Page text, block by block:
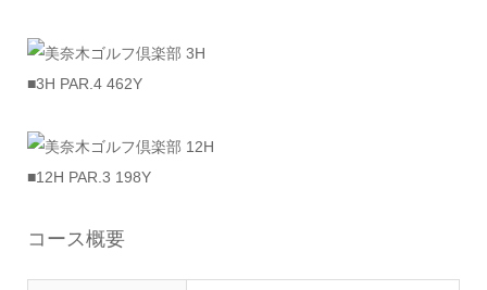
■3H PAR.4 462Y
■12H PAR.3 198Y
コース概要